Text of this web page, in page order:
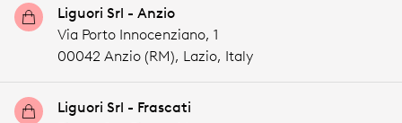
Liguori Srl - Anzio
Via Porto Innocenziano, 1
00042 Anzio (RM), Lazio, Italy
Liguori Srl - Frascati